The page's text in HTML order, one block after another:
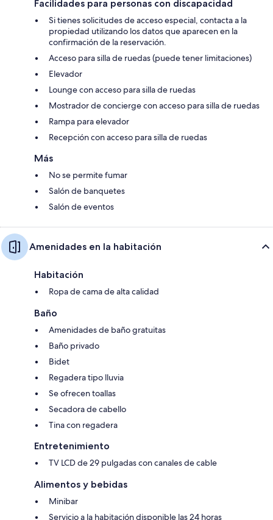
Facilidades para personas con discapacidad
Si tienes solicitudes de acceso especial, contacta a la
propiedad utilizando los datos que aparecen en la
confirmación de la reservación.
Acceso para silla de ruedas (puede tener limitaciones)
Elevador
Lounge con acceso para silla de ruedas
Mostrador de concierge con acceso para silla de ruedas
Rampa para elevador
Recepción con acceso para silla de ruedas
Más
No se permite fumar
Salón de banquetes
Salón de eventos
Amenidades en la habitación
Habitación
Ropa de cama de alta calidad
Baño
Amenidades de baño gratuitas
Baño privado
Bidet
Regadera tipo lluvia
Se ofrecen toallas
Secadora de cabello
Tina con regadera
Entretenimiento
TV LCD de 29 pulgadas con canales de cable
Alimentos y bebidas
Minibar
Servicio a la habitación disponible las 24 horas